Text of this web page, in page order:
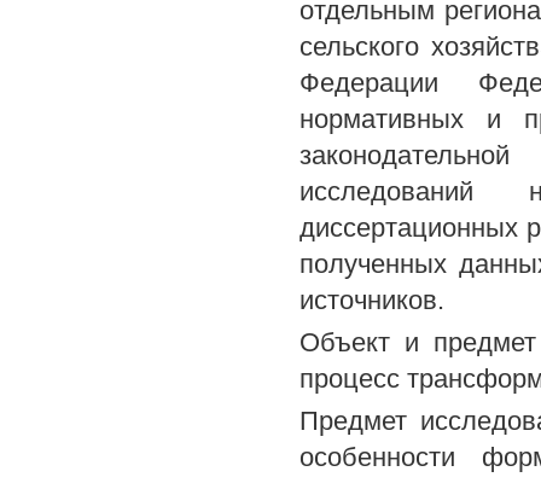
отдельным
сельского
Федерации
нормативных и
исследований
диссертационных
полученных
источников.
Объект и
процесс
Предмет
особенности